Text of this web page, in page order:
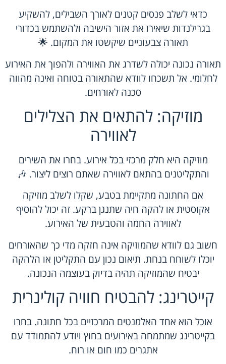
כדאי לשלב פנסים קטנים לאורך השבילים, להשקיע
בגרילנדות שיאירו את אזור הישיבה ולהשתמש בכדורי
תאורה צבעוניים שיקשטו את המקום. 🌟
תאורה נכונה יכולה לשדרג את האווירה ולהפוך את האירוע
לחלומי. אל תשכחו לוודא שהתאורה בטוחה ואינה מהווה
סכנה לאורחים.
מוזיקה: להתאים את הצלילים
לאווירה
מוזיקה היא חלק מרכזי בכל אירוע. בחרו את השירים
והתקליטנים בהתאם לאווירה שאתם רוצים ליצור. 🎶
אם החתונה מתקיימת בטבע, שקלו לשלב מוזיקה
אקוסטית או להקה חיה שתנגן ברקע. זה יכול להוסיף
לאווירה החמה והטבעית של האירוע.
חשוב גם לוודא שהמוזיקה אינה חזקה מדי כך שהאורחים
יוכלו לשוחח בנחת. תיאום נכון עם התקליטן או הלהקה
יבטיח שהמוזיקה תהיה בדיוק בעוצמה הנכונה.
קייטרינג: להבטיח חוויה קולינרית
אוכל הוא אחד האלמנטים המרכזיים בכל חתונה. בחרו
בקייטרינג שמתמחה באירועים בחוץ ויודע להתמודד עם
אתגרים כמו חום או רוח.